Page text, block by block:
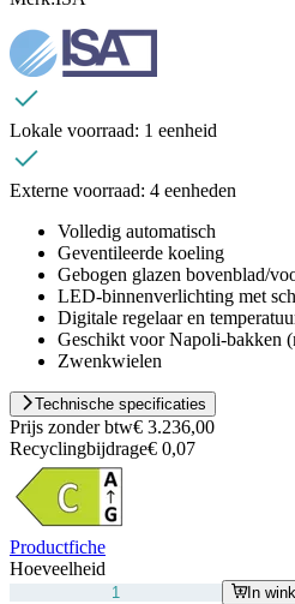
Lokale voorraad: 1 eenheid
Externe voorraad: 4 eenheden
Volledig automatisch
Geventileerde koeling
Gebogen glazen bovenblad/
LED-binnenverlichting met
Digitale regelaar en
Geschikt voor Napoli-bakken
Zwenkwielen
Technische specificaties
Prijs zonder btw€ 3.236,00
Recyclingbijdrage€ 0,07
Productfiche
Hoeveelheid
In